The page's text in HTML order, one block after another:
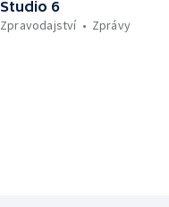
Studio 6
Zpravodajství
Zprávy